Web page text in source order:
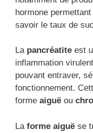
hormone permettant
savoir le taux de
La pancréatite est
inflammation
pouvant entraver,
fonctionnement.
forme aiguë ou
La forme aiguë se